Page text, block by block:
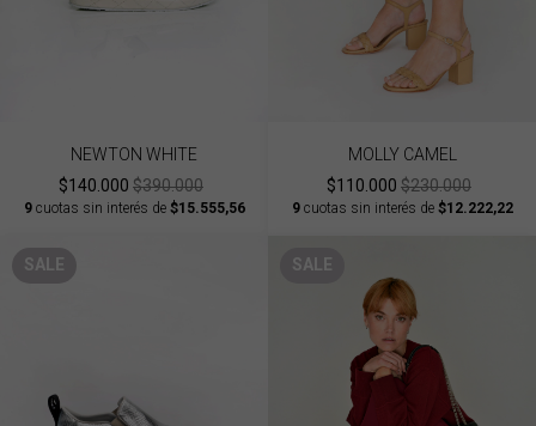
NEWTON WHITE
$140.000 $390.000
9cuotas sin interés de $15.555,56
MOLLY CAMEL
$110.000 $230.000
9cuotas sin interés de $12.222,22
SALE SALE